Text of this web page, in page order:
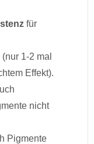
für
1-2 mal
Effekt).
nicht
Pigmente